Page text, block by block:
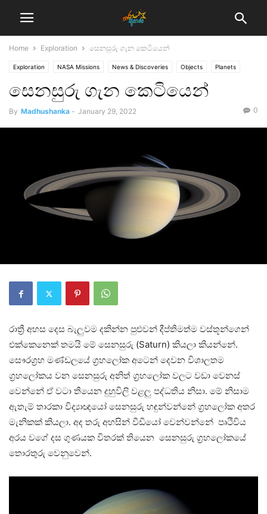
Home Exploration සෙනසුරු ගැන කෙටියෙන්
Exploration NASA Missions News & Discoveries Objects Planets
සෙනසුරු ගැන කෙටියෙන්
By Madhushanka - January 29, 2022 0
රාත්‍රී අහස දෙස බැලුවම දකින්න පුළුවන් දීප්තිමත්ම වස්තූන්ගෙන්
එක්කෙනෙක් තමයි මේ සෙනසුරු (Saturn) කියලා කියන්නේ.
සෞරග්‍රහ මණ්ඩලයේ ග්‍රහලෝක අටෙන් දෙවන විශාලතම
ග්‍රහලෝකය වන සෙනසුරු අනිත් ග්‍රහලෝක වලට වඩා වෙනස්
වෙන්නේ ඒ වටා තියෙන දුහුවිලි වළලු පද්ධතිය නිසා. මේ නිසාම
ඇතැම් තාරකා විද්‍යාඥයෝ සෙනසුරු හඳුන්වන්නේ ග්‍රහලෝක අතර
මැනිකක් කියලා. අද තරු අහසින් වීඩියෝ වෙන්වන්නේ පෘථිවිය
අරය වගේ දස ගුණයක විතරක් තියෙන සෙනසුරු ග්‍රහලෝකයේ
තොරතුරු වෙනුවෙන්.